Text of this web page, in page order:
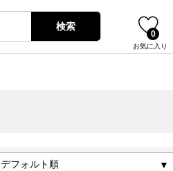
検索
お気に入り
0
デフォルト順